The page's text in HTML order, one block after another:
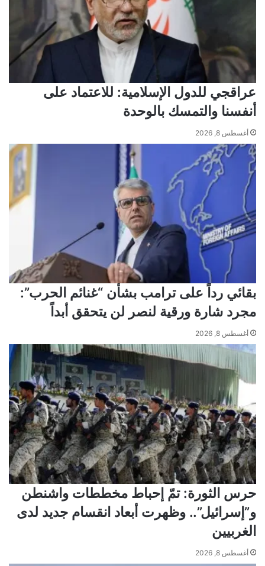
عراقجي للدول الإسلامية: للاعتماد على
أنفسنا والتمسك بالوحدة
أغسطس 8, 2026
بقائي رداً على ترامب بشأن “غنائم الحرب”:
مجرد شارة ورقية لنصر لن يتحقق أبداً
أغسطس 8, 2026
حرس الثورة: تمّ إحباط مخططات واشنطن
و”إسرائيل”.. وظهرت أبعاد انقسام جديد لدى
الغربيين
أغسطس 8, 2026